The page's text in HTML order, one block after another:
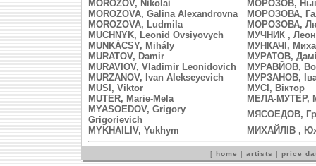
MOROZOV, Nikolai
МОРОЗОВ,
MOROZOVA, Galina Alexandrovna
МОРОЗОВА,
MOROZOVA, Ludmila
МОРОЗОВА,
MUCHNYK, Leonid Ovsiyovych
МУЧНИК ,
MUNKÁCSY, Mihály
МУНКАЧІ,
MURATOV, Damir
МУРАТОВ,
MURAVIOV, Vladimir Leonidovich
МУРАВЙОВ,
MURZANOV, Ivan Alekseyevich
МУРЗАНОВ,
MUSI, Viktor
МУСІ, Віктор
MUTER, Marie-Mela
МЕЛА-МУТЕР,
MYASOEDOV, Grigory
Grigorievich
МЯСОЕДОВ,
MYKHAILIV, Yukhym
МИХАЙЛІВ ,
[ home | artists | price